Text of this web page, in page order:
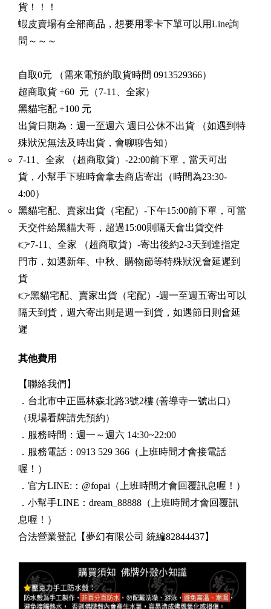
貨！！！
蝦皮賣場有全部商品，想要用零卡下單可以用Line詢
問～～～
自取0元 （需來電預約取貨時間 0913529366）
超商取貨 +60 元（7-11、全家）
黑貓宅配 +100 元
出貨日期為：週一至週六 週日公休不出貨 （如遇到特
殊狀況無法及時出貨，會聊聊告知）
7-11、全家 （超商取貨）-22:00前下單，當天可出
貨，小幫手下班時會拿去商店寄出（時間為23:30-
4:00）
黑貓宅配、賣家出貨（宅配）-下午15:00前下單，可當
天交件給黑貓大哥，超過15:00則隔天會出貨交件
👉7-11、全家 （超商取貨）-寄出後約2-3天到達指定
門市，如遇新年、中秋、購物節等特殊狀況會延遲到
貨
👉黑貓宅配、賣家出貨（宅配）-週一至週五寄出可以
隔天到貨，週六寄出則是週一到貨，如遇節日則會延
遲
其他費用
【聯絡我們】
．台北市中正區林森北路3號2樓 (善導寺一號出口)
（現場看牌請先預約）
．服務時間：週一～週六 14:30~22:00
．服務電話：0913 529 366 （上班時間才會接電話
喔！）
．官方LINE:：@fopai （上班時間才會回覆訊息喔！）
．小幫手LINE：dream_88888 （上班時間才會回覆訊
息喔！）
合法營業登記【夢幻有限公司 統編82844437】